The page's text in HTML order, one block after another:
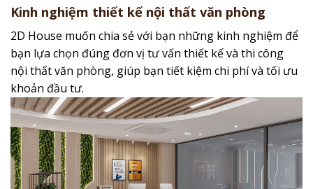
Kinh nghiệm thiết kế nội thất văn phòng
2D House muốn chia sẻ với bạn những kinh nghiệm để
bạn lựa chọn đúng đơn vị tư vấn thiết kế và thi công
nội thất văn phòng, giúp bạn tiết kiệm chi phí và tối ưu
khoản đầu tư.